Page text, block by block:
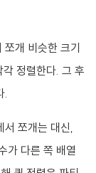
개 비슷한 크기
정렬한다. 그 후
.
서 쪼개는 대신,
가 다른 쪽 배열